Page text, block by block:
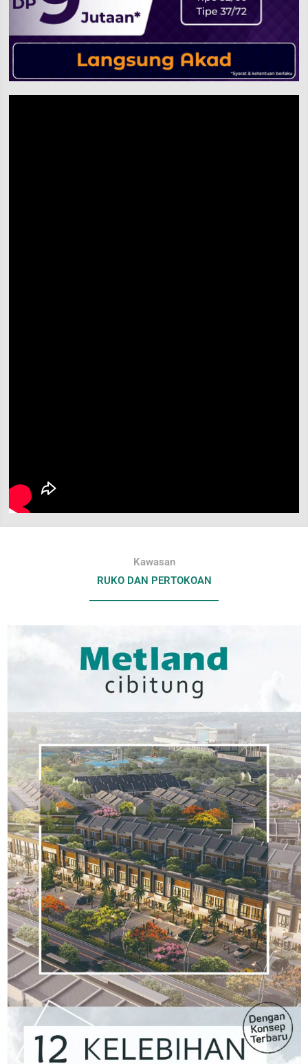
Kawasan
RUKO DAN PERTOKOAN